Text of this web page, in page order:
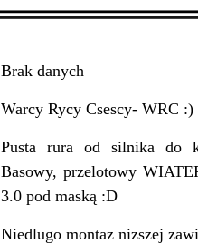
Brak danych
Warcy Rycy Csescy- WRC
Pusta rura od silnika do
Basowy, przelotowy
3.0 pod maską :D
Niedlugo montaz nizszej